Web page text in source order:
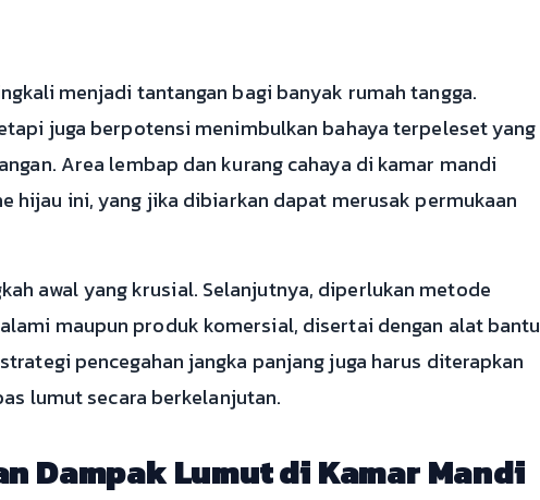
menjadi tantangan bagi banyak rumah tangga.
juga berpotensi menimbulkan bahaya terpeleset yang
Area lembap dan kurang cahaya di kamar mandi
hijau ini, yang jika dibiarkan dapat merusak permukaan
awal yang krusial. Selanjutnya, diperlukan metode
maupun produk komersial, disertai dengan alat bantu
pencegahan jangka panjang juga harus diterapkan
lumut secara berkelanjutan.
Dampak Lumut di Kamar Mandi